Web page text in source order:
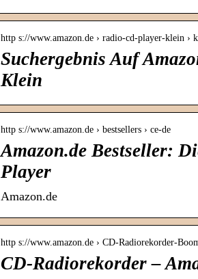
http s://www.amazon.de › radio-cd-player-klein ›
Suchergebnis Auf
Klein
http s://www.amazon.de › bestsellers › ce-de
Amazon.de Bestseller:
Player
Amazon.de
http s://www.amazon.de › CD-Radiorekorder-
CD-Radiorekorder –